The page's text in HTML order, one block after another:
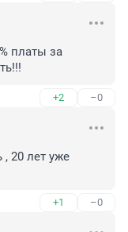
платы за
+2 –0
, 20 лет уже
+1 –0